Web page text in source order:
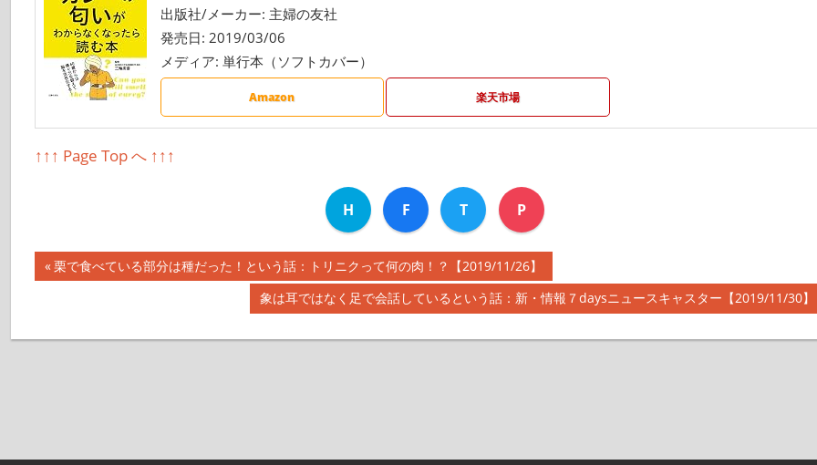
出版社/メーカー: 主婦の友社
発売日: 2019/03/06
メディア: 単行本（ソフトカバー）
Amazon 楽天市場
↑↑↑ Page Top へ ↑↑↑
H F T P
投
前
栗で食べている部分は種だった！という話：トリニクって何の肉！？【2019/11/26】
次
記
象は耳ではなく足で会話しているという話：新・情報７daysニュースキャスター【2019/11/30】